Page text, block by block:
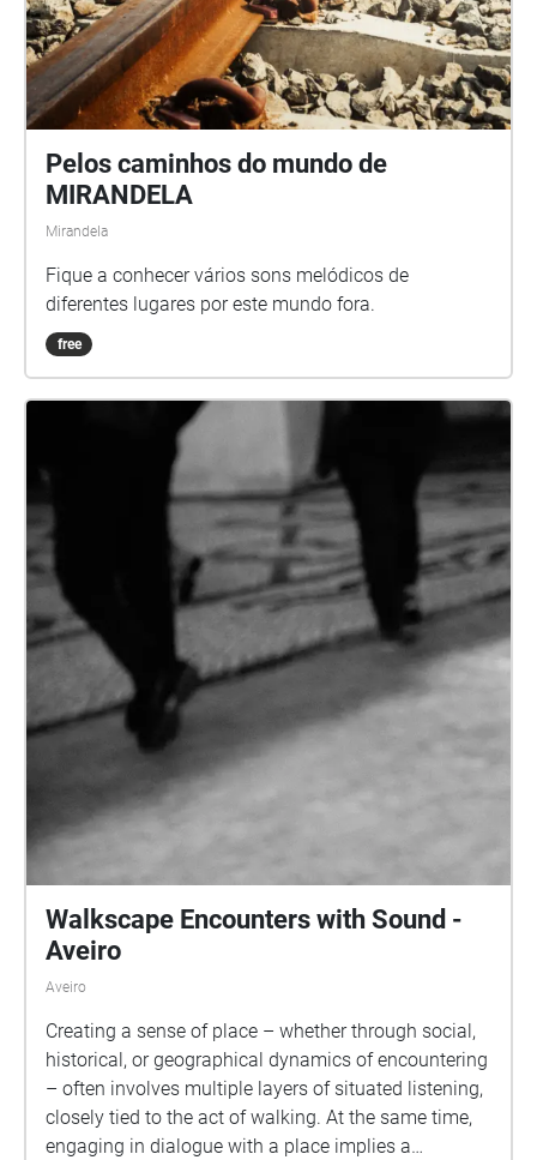
Pelos caminhos do mundo de
MIRANDELA
Mirandela
Fique a conhecer vários sons melódicos de
diferentes lugares por este mundo fora.
free
Walkscape Encounters with Sound -
Aveiro
Aveiro
Creating a sense of place – whether through social,
historical, or geographical dynamics of encountering
– often involves multiple layers of situated listening,
closely tied to the act of walking. At the same time,
engaging in dialogue with a place implies a